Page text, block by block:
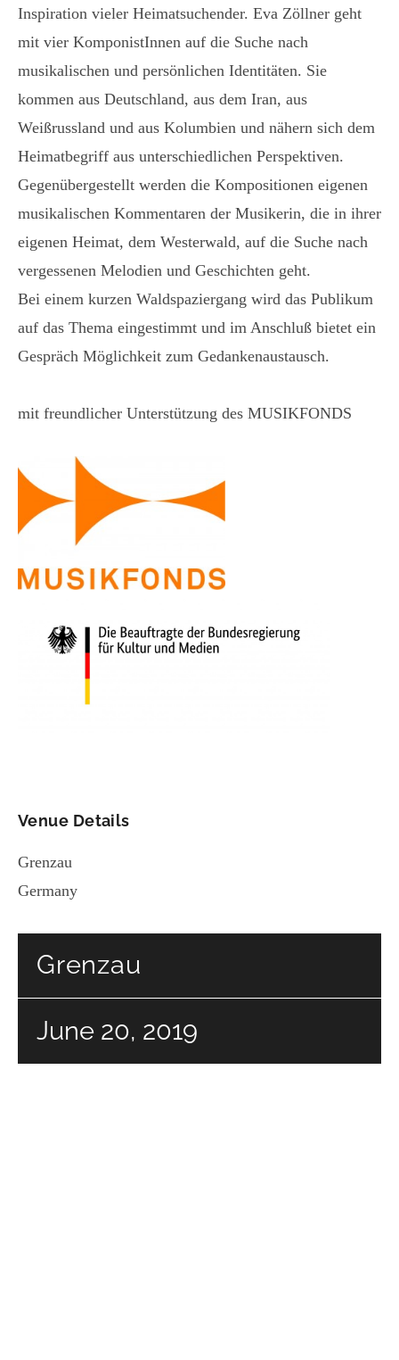
Inspiration vieler Heimatsuchender. Eva Zöllner geht
mit vier KomponistInnen auf die Suche nach
musikalischen und persönlichen Identitäten. Sie
kommen aus Deutschland, aus dem Iran, aus
Weißrussland und aus Kolumbien und nähern sich dem
Heimatbegriff aus unterschiedlichen Perspektiven.
Gegenübergestellt werden die Kompositionen eigenen
musikalischen Kommentaren der Musikerin, die in ihrer
eigenen Heimat, dem Westerwald, auf die Suche nach
vergessenen Melodien und Geschichten geht.
Bei einem kurzen Waldspaziergang wird das Publikum
auf das Thema eingestimmt und im Anschluß bietet ein
Gespräch Möglichkeit zum Gedankenaustausch.
mit freundlicher Unterstützung des MUSIKFONDS
Venue Details
Grenzau
Germany
Grenzau
June 20, 2019